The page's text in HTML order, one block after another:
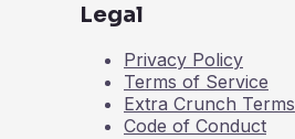
Legal
Privacy Policy
Terms of Service
Extra Crunch Terms
Code of Conduct